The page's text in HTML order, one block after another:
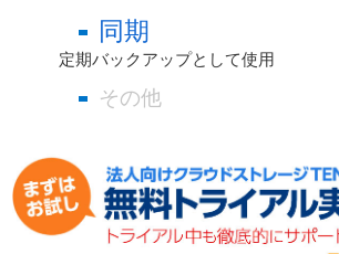
同期
定期バックアップとして使用
その他